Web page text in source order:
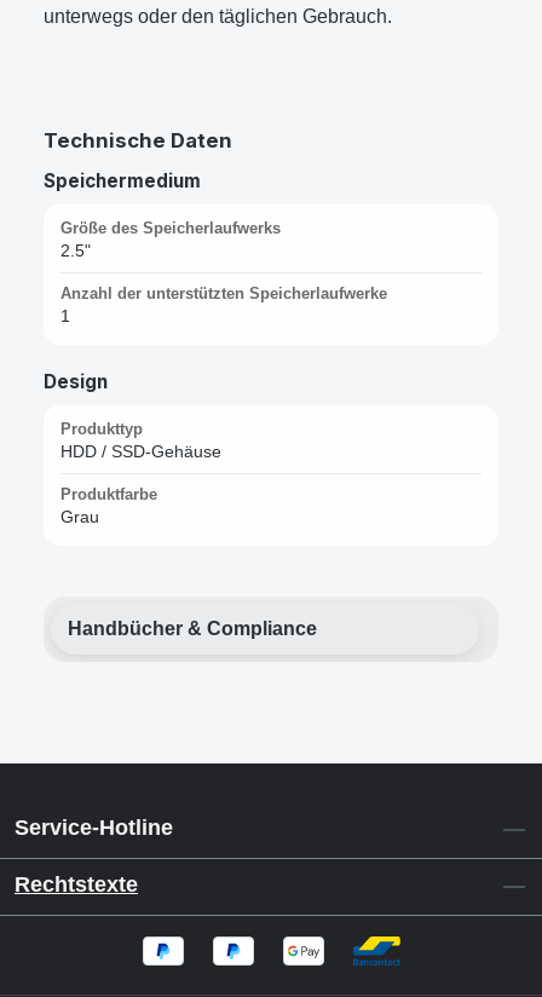
unterwegs oder den täglichen Gebrauch.
Technische Daten
Speichermedium
Größe des Speicherlaufwerks
2.5"
Anzahl der unterstützten Speicherlaufwerke
1
Design
Produkttyp
HDD / SSD-Gehäuse
Produktfarbe
Grau
Handbücher & Compliance
Service-Hotline
Rechtstexte